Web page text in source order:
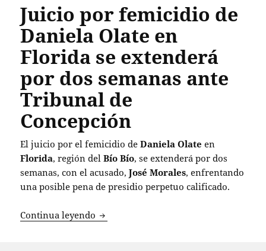
Juicio por femicidio de
Daniela Olate en
Florida se extenderá
por dos semanas ante
Tribunal de
Concepción
El juicio por el femicidio deDaniela Olate en
Florida, región delBío Bío, se extenderá por dos
semanas, con el acusado,José Morales, enfrentando
una posible pena de presidio perpetuo calificado.
Continua leyendo Juicio por femicidio de Daniela Olate